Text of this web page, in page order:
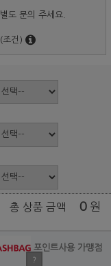
별도 문의 주세요.
(조건)
총 상품 금액 0 원
포인트사용 가맹점
?